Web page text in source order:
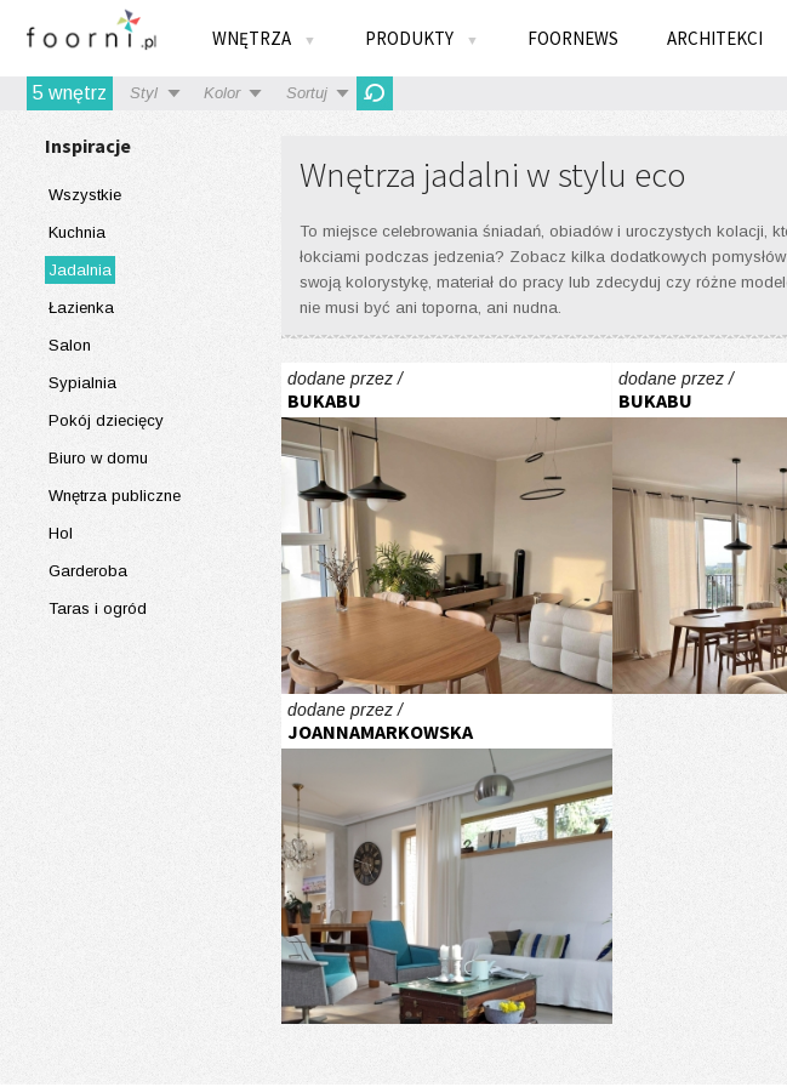
WNĘTRZA ▼ PRODUKTY ▼ FOORNEWS ARCHITEKCI
5 wnętrz Styl Kolor Sortuj
Inspiracje
Wszystkie
Kuchnia
Jadalnia
Łazienka
Salon
Sypialnia
Pokój dziecięcy
Biuro w domu
Wnętrza publiczne
Hol
Garderoba
Taras i ogród
Wnętrza jadalni w stylu eco
To miejsce celebrowania śniadań, obiadów i uroczystych kolacji,
łokciami podczas jedzenia? Zobacz kilka dodatkowych
swoją kolorystykę, materiał do pracy lub zdecyduj czy różne
nie musi być ani toporna, ani nudna.
dodane przez /
BUKABU
dodane przez /
BUKABU
dodane przez /
JOANNAMARKOWSKA